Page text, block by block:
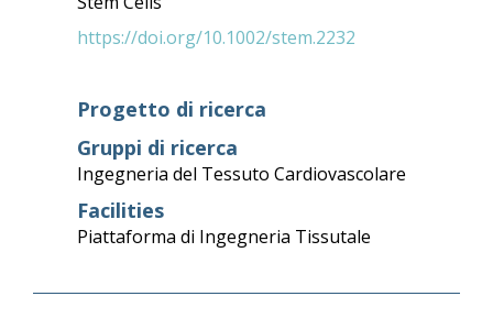
https://doi.org/10.1002/stem.2232
Progetto di ricerca
Gruppi di ricerca
Ingegneria del Tessuto Cardiovascolare
Facilities
Piattaforma di Ingegneria Tissutale